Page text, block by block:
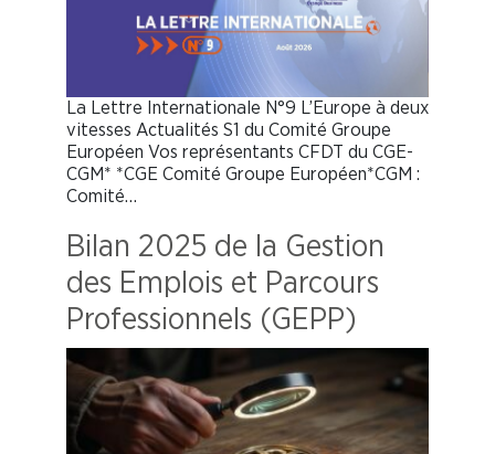
La Lettre Internationale N°9 L’Europe à deux
vitesses Actualités S1 du Comité Groupe
Européen Vos représentants CFDT du CGE-
CGM* *CGE Comité Groupe Européen*CGM :
Comité…
Bilan 2025 de la Gestion
des Emplois et Parcours
Professionnels (GEPP)